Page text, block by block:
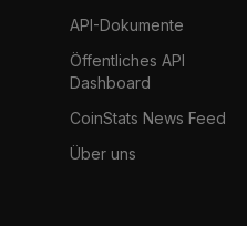
API-Dokumente
Öffentliches API
Dashboard
CoinStats News Feed
Über uns